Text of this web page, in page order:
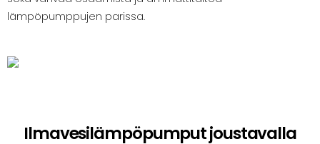
lämpöpumppujen parissa.
Ilmavesilämpöpumput joustavalla